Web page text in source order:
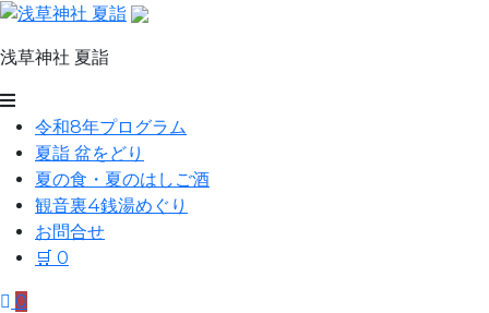
コ
テ
ン
浅草神社 夏詣
浅
草
神
社
夏
詣
令和8年プログラム
夏詣 盆をどり
夏の食・夏のはしご酒
観音裏4銭湯めぐり
お問合せ
🛒 0
0